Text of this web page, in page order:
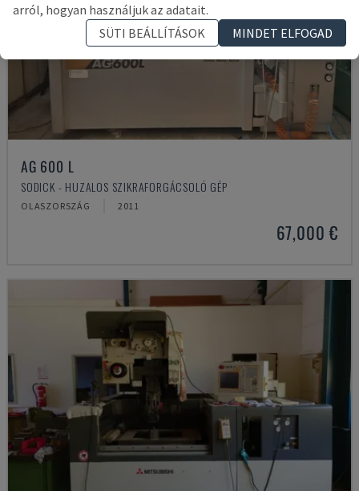
AG 600 L
SODICK - HUZALOS SZIKRAFORGÁCSOLÓ GÉP
OLASZORSZÁG 2011
67,000 €
arról, hogyan használjuk az adatait.
SÜTI BEÁLLÍTÁSOK
MINDET ELFOGAD